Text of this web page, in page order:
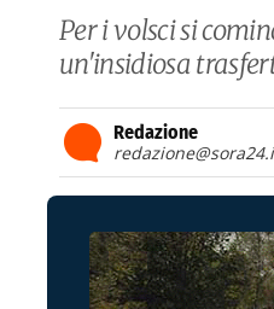
Per i volsci si
un'insidiosa
Redazione